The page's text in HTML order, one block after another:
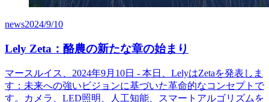
news2024/9/10
Lely Zeta：酪農の新たな章の始まり
マースルイス、2024年9月10日 - 本日、LelyはZetaを発表しま
す：未来への強いビジョンに基づいた革命的なコンセプトで
す。カメラ、LED照明、人工知能、スマートアルゴリズムを